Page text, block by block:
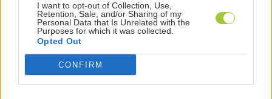
I want to opt-out of Collection, Use,
Retention, Sale, and/or Sharing of my
Personal Data that Is Unrelated with the
Purposes for which it was collected.
Opted Out
CONFIRM